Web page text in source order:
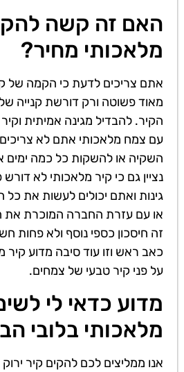
האם זה קשה
מלאכותי מחיר?
אתם צריכים לדעת כי הקמה של
מאוד פשוטה ורק דורשת קנייה
הקיר. להבדיל מגינה אמיתית
עם צמח מלאכותי אתם לא
השקיה או להשקות כל כמה ימים
נציין גם כי קיר מלאכותי לא דורש
גינות ואתם יכולים לעשות את כל
או עם עזרת החברה המוכרת את
זה חיסכון כספי נוסף ולא פחות
כאב ראש וזו עוד סיבה מדוע קיר
על פני קיר טבעי של צמחים.
מדוע כדאי לי
מלאכותי בלובי
אנו ממליצים לכם להקים קיר